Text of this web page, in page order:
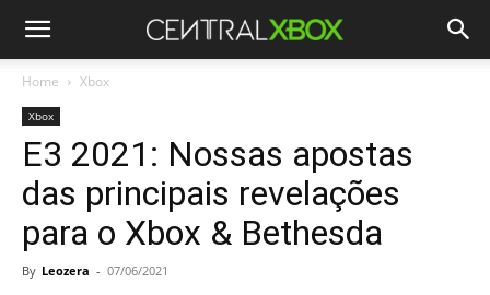
Home Xbox
Xbox
E3 2021: Nossas apostas
das principais revelações
para o Xbox & Bethesda
By Leozera - 07/06/2021